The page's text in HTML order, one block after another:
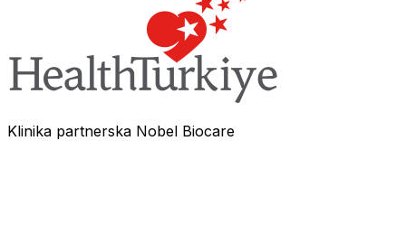
Klinika partnerska Nobel Biocare